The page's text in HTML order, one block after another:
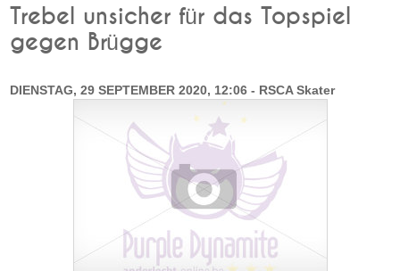
Trebel unsicher für das Topspiel
gegen Brügge
DIENSTAG, 29 SEPTEMBER 2020, 12:06 - RSCA Skater